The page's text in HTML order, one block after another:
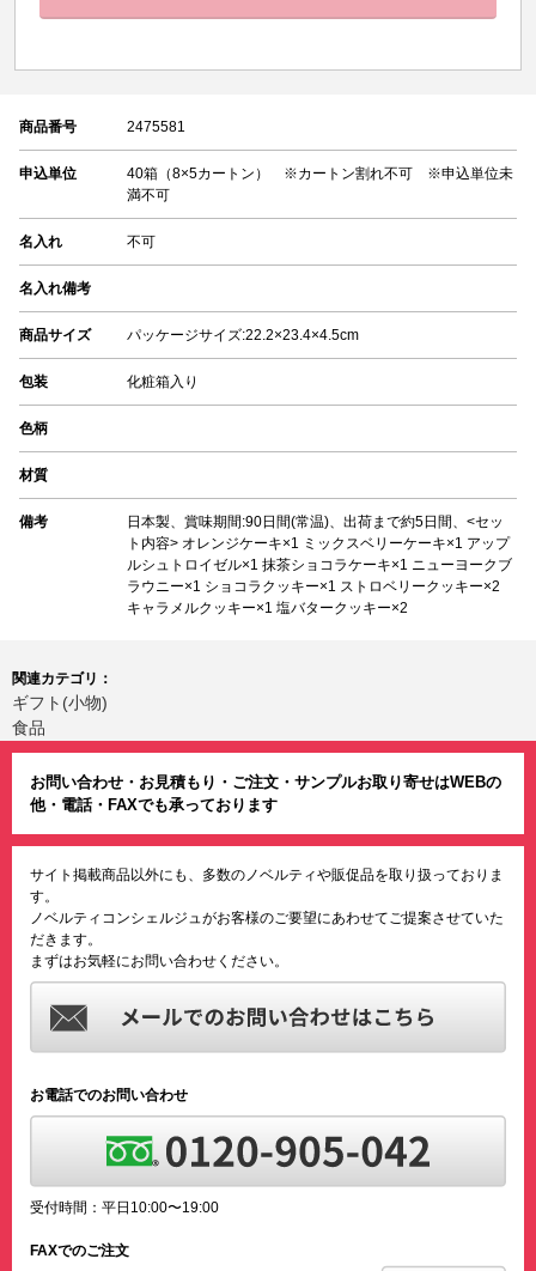
商品番号 2475581
申込単位
40箱（8×5カートン） ※カートン割れ不可 ※申込単位未
満不可
名入れ 不可
名入れ備考
商品サイズ パッケージサイズ:22.2×23.4×4.5cm
包装 化粧箱入り
色柄
材質
備考
日本製、賞味期間:90日間(常温)、出荷まで約5日間、<セッ
ト内容> オレンジケーキ×1 ミックスベリーケーキ×1 アップ
ルシュトロイゼル×1 抹茶ショコラケーキ×1 ニューヨークブ
ラウニー×1 ショコラクッキー×1 ストロベリークッキー×2
キャラメルクッキー×1 塩バタークッキー×2
関連カテゴリ：
ギフト(小物)
食品
お問い合わせ・お見積もり・ご注文・サンプルお取り寄せはWEBの
他・電話・FAXでも承っております
サイト掲載商品以外にも、多数のノベルティや販促品を取り扱っておりま
す。
ノベルティコンシェルジュがお客様のご要望にあわせてご提案させていた
だきます。
まずはお気軽にお問い合わせください。
お電話でのお問い合わせ
受付時間：平日10:00〜19:00
FAXでのご注文